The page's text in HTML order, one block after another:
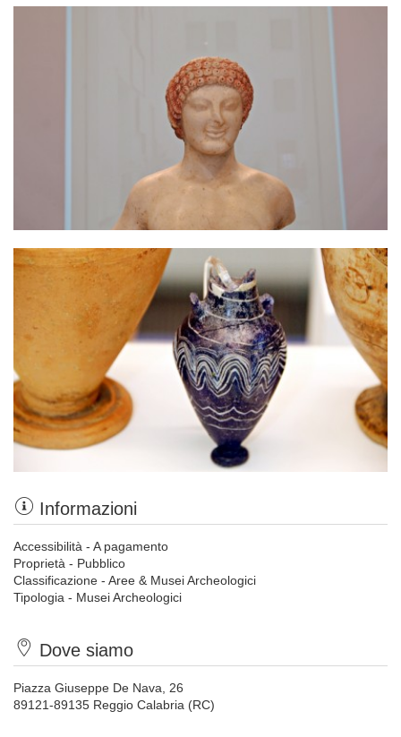
Informazioni
Accessibilità - A pagamento
Proprietà - Pubblico
Classificazione - Aree & Musei Archeologici
Tipologia - Musei Archeologici
Dove siamo
Piazza Giuseppe De Nava, 26
89121-89135 Reggio Calabria (RC)